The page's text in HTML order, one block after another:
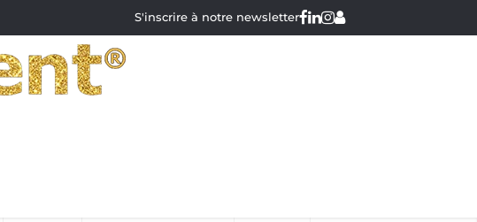
S'inscrire à notre newsletter